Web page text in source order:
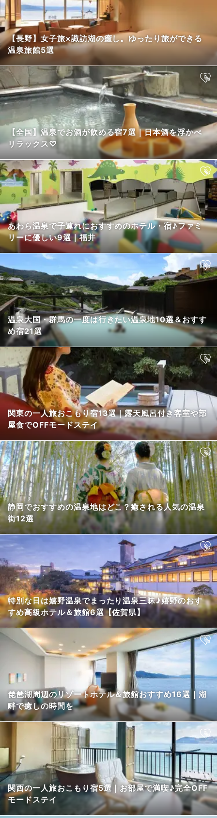
【長野】女子旅×諏訪湖の癒し。ゆったり旅ができる
温泉旅館5選
【全国】温泉でお酒が飲める宿7選｜日本酒を浮かべ
リラックス♡
あわら温泉で子連れにおすすめのホテル・宿♪ファミ
リーに優しい9選｜福井
温泉大国・群馬の一度は行きたい温泉地10選＆おすす
め宿21選
関東の一人旅おこもり宿13選｜露天風呂付き客室や部
屋食でOFFモードステイ
静岡でおすすめの温泉地はどこ？癒される人気の温泉
街12選
特別な日は嬉野温泉でまったり温泉三昧♪嬉野のおす
すめ高級ホテル＆旅館6選【佐賀県】
琵琶湖周辺のリゾートホテル＆旅館おすすめ16選｜湖
畔で癒しの時間を
関西の一人旅おこもり宿5選｜お部屋で満喫♪完全OFF
モードステイ